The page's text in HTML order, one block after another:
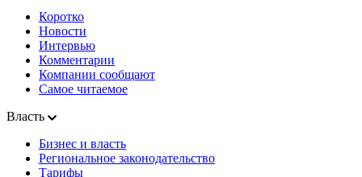
Коротко
Новости
Интервью
Комментарии
Компании сообщают
Самое читаемое
Власть
Бизнес и власть
Региональное законодательство
Тарифы